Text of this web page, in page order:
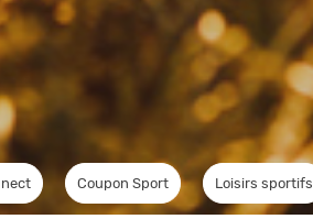
Coupon Sport Loisirs sportifs